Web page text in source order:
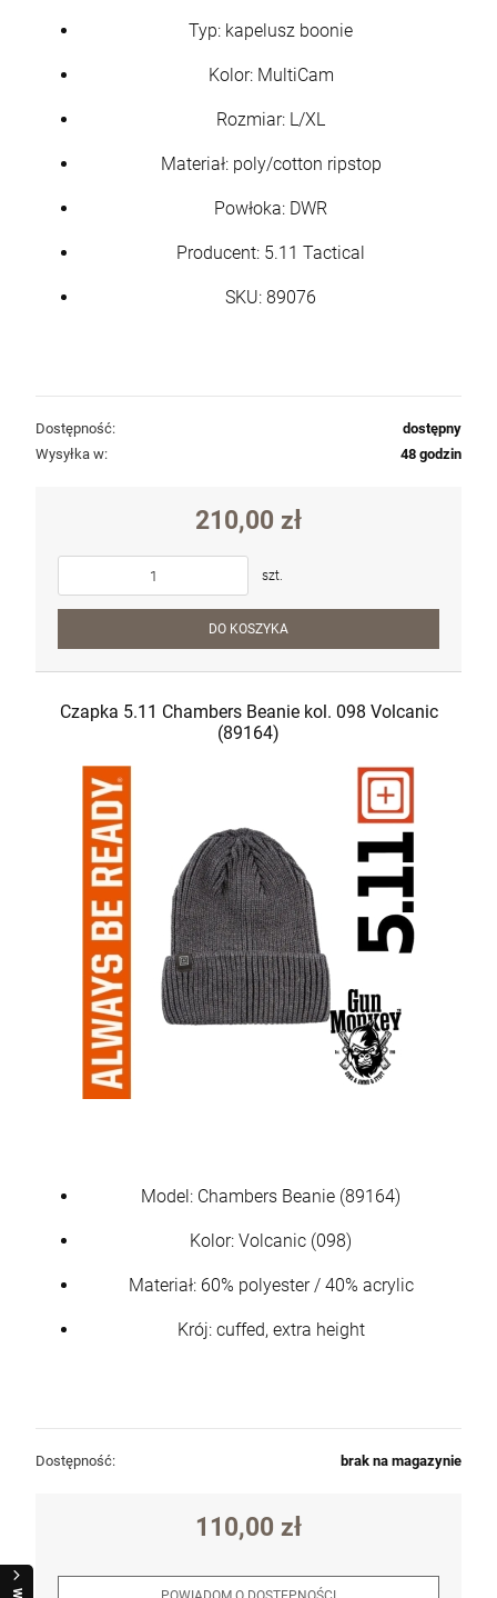
Typ: kapelusz boonie
Kolor: MultiCam
Rozmiar: L/XL
Materiał: poly/cotton ripstop
Powłoka: DWR
Producent: 5.11 Tactical
SKU: 89076
Dostępność:
dostępny
Wysyłka w:
48 godzin
210,00 zł
szt.
DO KOSZYKA
Czapka 5.11 Chambers Beanie kol. 098 Volcanic
(89164)
Model: Chambers Beanie (89164)
Kolor: Volcanic (098)
Materiał: 60% polyester / 40% acrylic
Krój: cuffed, extra height
Dostępność: brak na magazynie
110,00 zł